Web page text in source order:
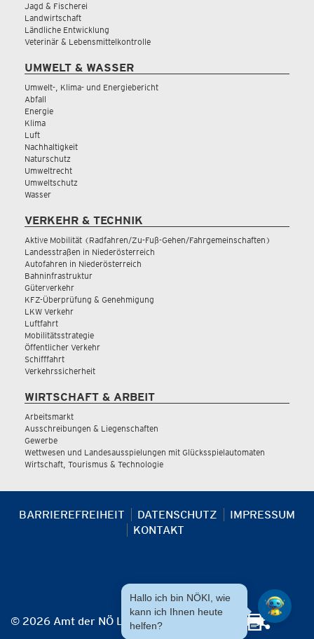
Jagd & Fischerei
Landwirtschaft
Ländliche Entwicklung
Veterinär & Lebensmittelkontrolle
UMWELT & WASSER
Umwelt-, Klima- und Energiebericht
Abfall
Energie
Klima
Luft
Nachhaltigkeit
Naturschutz
Umweltrecht
Umweltschutz
Wasser
VERKEHR & TECHNIK
Aktive Mobilität (Radfahren/Zu-Fuß-Gehen/Fahrgemeinschaften)
Landesstraßen in Niederösterreich
Autofahren in Niederösterreich
Bahninfrastruktur
Güterverkehr
KFZ-Überprüfung & Genehmigung
LKW Verkehr
Luftfahrt
Mobilitätsstrategie
Öffentlicher Verkehr
Schifffahrt
Verkehrssicherheit
WIRTSCHAFT & ARBEIT
Arbeitsmarkt
Ausschreibungen & Liegenschaften
Gewerbe
Wettwesen und Landesausspielungen mit Glücksspielautomaten
Wirtschaft, Tourismus & Technologie
BARRIEREFREIHEIT DATENSCHUTZ
IMPRESSUM
KONTAKT
© 2026 Amt der NÖ Landesregierung
Hallo ich bin NÖKI, wie
kann ich Ihnen heute
helfen?